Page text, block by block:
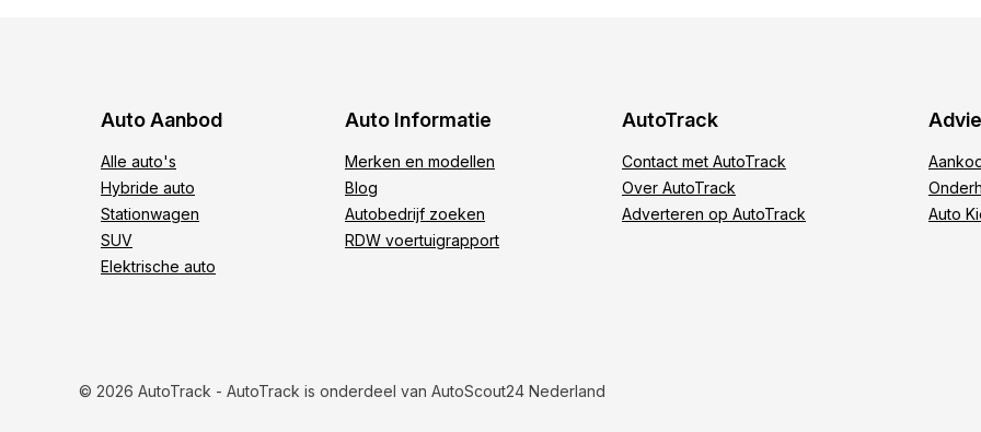
Auto Aanbod
Alle auto's
Hybride auto
Stationwagen
SUV
Elektrische auto
Auto Informatie
Merken en modellen
Blog
Autobedrijf zoeken
RDW voertuigrapport
AutoTrack
Contact met AutoTrack
Over AutoTrack
Adverteren op AutoTrack
Auto
© 2026 AutoTrack - AutoTrack is onderdeel van AutoScout24 Nederland